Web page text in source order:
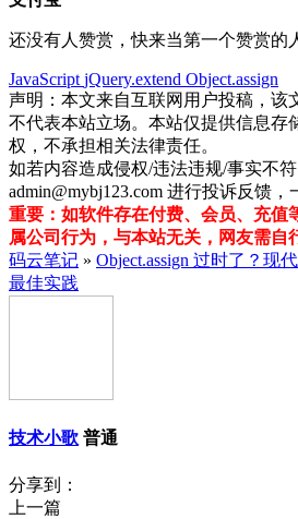
还没有人赞赏，快来当第一个赞赏的
JavaScript jQuery.extend Object.assign
声明：本文来自互联网用户投稿，该
不代表本站立场。本站仅提供信息存
权，不承担相关法律责任。
如若内容造成侵权/违法违规/事实不
admin@mybj123.com 进行投诉反馈，
重要：如软件存在付费、会员、充值
属公司行为，与本站无关，网友需自
码云笔记 » Object.assign 过时了？现
最佳实践
技术小歌 普通
分享到：
上一篇